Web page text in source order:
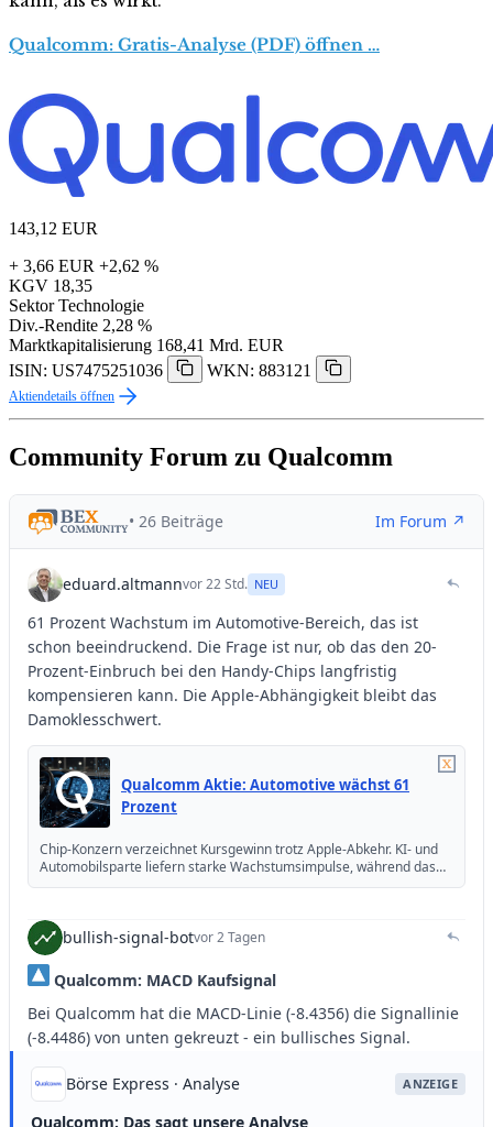
Qualcomm: Gratis-Analyse (PDF) öffnen …
143,12 EUR
+ 3,66 EUR +2,62 %
KGV 18,35
Sektor Technologie
Div.-Rendite 2,28 %
Marktkapitalisierung 168,41 Mrd. EUR
ISIN: US7475251036
WKN: 883121
Aktiendetails öffnen
Community Forum zu Qualcomm